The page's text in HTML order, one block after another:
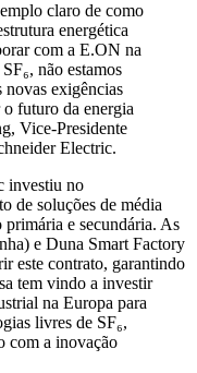
claro de como
energética
com a E.ON na
não estamos
novas exigências
futuro da energia
Vice-Presidente
Electric.
investiu no
de soluções de média
primária e secundária. As
e Duna Smart Factory
este contrato, garantindo
tem vindo a investir
na Europa para
livres de SF₆,
com a inovação